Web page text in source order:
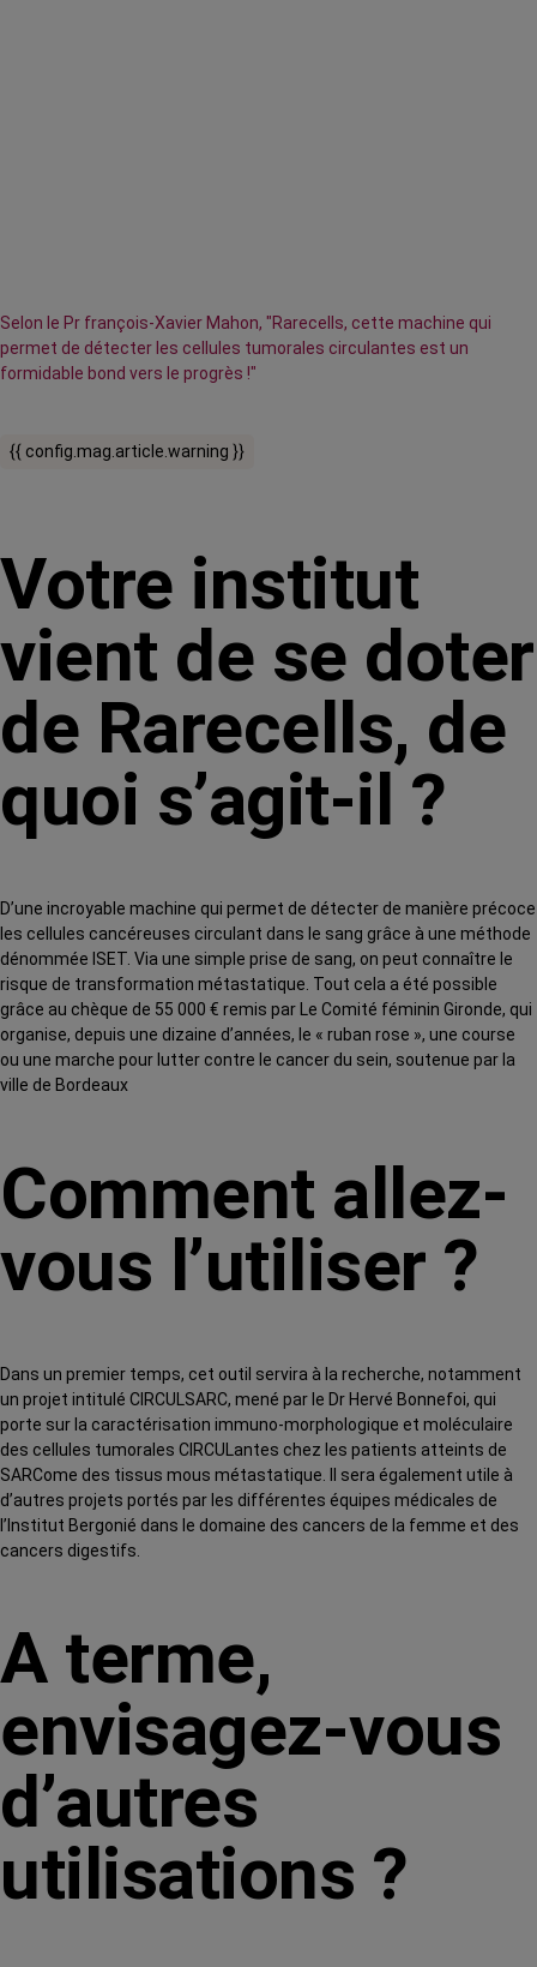
Selon le Pr françois-Xavier Mahon, "Rarecells, cette machine qui
permet de détecter les cellules tumorales circulantes est un
formidable bond vers le progrès !"
{{ config.mag.article.warning }}
Votre institut
vient de se doter
de Rarecells, de
quoi s’agit-il ?
D’une incroyable machine qui permet de détecter de manière précoce
les cellules cancéreuses circulant dans le sang grâce à une méthode
dénommée ISET. Via une simple prise de sang, on peut connaître le
risque de transformation métastatique. Tout cela a été possible
grâce au chèque de 55 000 € remis par Le Comité féminin Gironde, qui
organise, depuis une dizaine d’années, le « ruban rose », une course
ou une marche pour lutter contre le cancer du sein, soutenue par la
ville de Bordeaux
Comment allez-
vous l’utiliser ?
Dans un premier temps, cet outil servira à la recherche, notamment
un projet intitulé CIRCULSARC, mené par le Dr Hervé Bonnefoi, qui
porte sur la caractérisation immuno-morphologique et moléculaire
des cellules tumorales CIRCULantes chez les patients atteints de
SARCome des tissus mous métastatique. Il sera également utile à
d’autres projets portés par les différentes équipes médicales de
l’Institut Bergonié dans le domaine des cancers de la femme et des
cancers digestifs.
A terme,
envisagez-vous
d’autres
utilisations ?